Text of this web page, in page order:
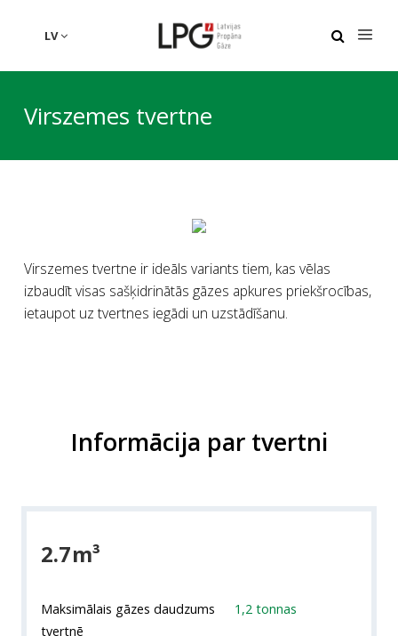
LV
Virszemes tvertne
Virszemes tvertne ir ideāls variants tiem, kas vēlas
izbaudīt visas sašķidrinātās gāzes apkures priekšrocības,
ietaupot uz tvertnes iegādi un uzstādīšanu.
Informācija par tvertni
2.7m³
Maksimālais gāzes daudzums
tvertnē
1,2 tonnas